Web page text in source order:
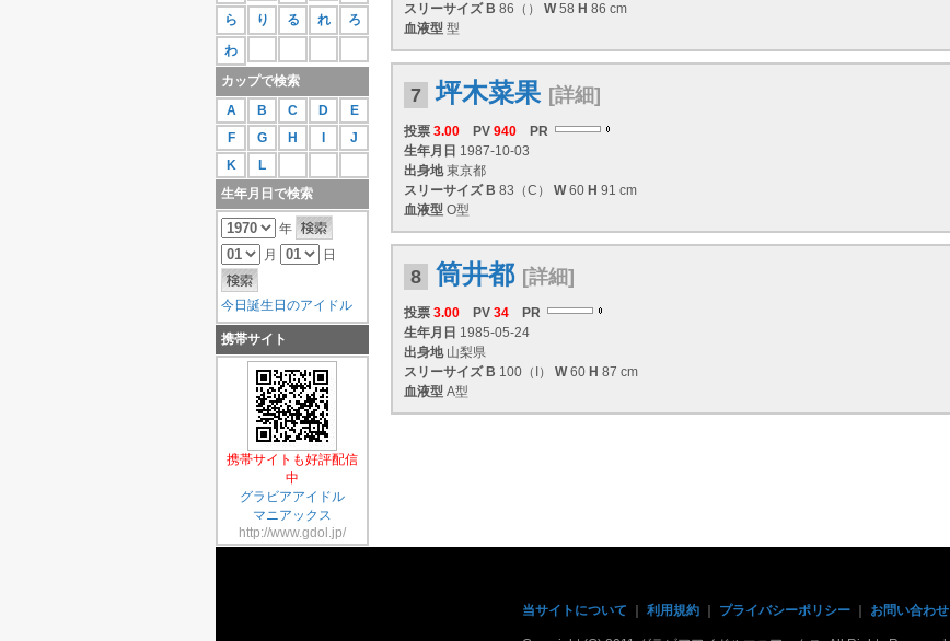
ら
り る れ
ろ
わ
カップで検索
A
B C D
E
F
G H
J
K
L
生年月日で検索
年
月
日
今日誕生日のアイドル
携帯サイト
携帯サイトも好評配信
中
グラビアアイドル
マニアックス
http://www.gdol.jp/
スリーサイズ B 86（） W58 H 86 cm
血液型 型
7 坪木菜果 [詳細]
投票 3.00 PV 940
PR
生年月日 1987-10-03
出身地東京都
スリーサイズ B 83（C） W60 H 91 cm
血液型 O型
8 筒井都 [詳細]
投票 3.00 PV 34
PR
生年月日 1985-05-24
出身地山梨県
スリーサイズ B 100（I） W60 H 87 cm
血液型 A型
当サイトについて 利用規約 プライバシーポリシー お問い合わせ